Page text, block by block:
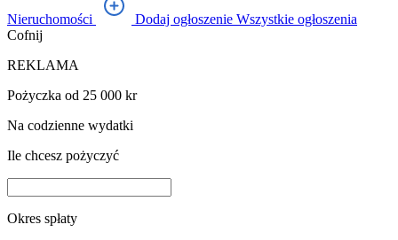
Nieruchomości Dodaj ogłoszenie Wszystkie ogłoszenia
Cofnij
REKLAMA
Pożyczka od 25 000 kr
Na codzienne wydatki
Ile chcesz pożyczyć
Okres spłaty